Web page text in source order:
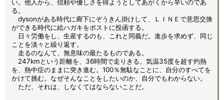
い。他人から、信頼や優しさを得ようとしてあがくから辛いのであ
る。
dysonがある時代に廊下にぞうきん掛けして、ＬＩＮＥで意思交換
ができる時代に絵ハガキをポストに投函する。
日々労働をし、生産するのも、これと同義だ。進歩を求めず、同じ
ことを淡々と繰り返す。
走るのなんて、無意味の最たるものである。
247kmという距離を、36時間で走りきる。気温35度を超す灼熱
を、熱中症のままに突き進む。100％無駄なことに、自分のすべてを
かけて挑む。なぜそんなことをしたいのか、自分でもわからない。
ただ、それは、しなくてはならないことだ。